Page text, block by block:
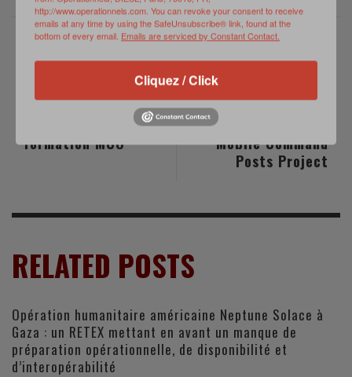
NEXT POST
Alternative Energy
Technologies for
Mobile Command
Posts Project
PREVIOUS POST
Nexter innove en
formation MCO
RELATED POSTS
Opération humanitaire américaine Neptune Solace à
Gaza : un RETEX mettant en avant un manque de
préparation opérationnelle, de disponibilité et
d’interopérabilité
http://www.operationnels.com. You can revoke your consent to receive
emails at any time by using the SafeUnsubscribe® link, found at the
bottom of every email. Emails are serviced by Constant Contact.
Cliquez / Click